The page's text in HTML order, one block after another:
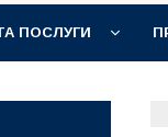
ПОСЛУГИ